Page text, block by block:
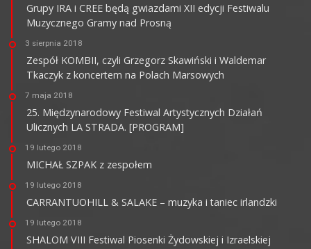
Grupy IRA i CREE będą gwiazdami XII edycji Festiwalu
Muzycznego Gramy nad Prosną
3 sierpnia 2018
Zespół KOMBII, czyli Grzegorz Skawiński i Waldemar
Tkaczyk z koncertem na Polach Marsowych
7 maja 2018
25. Międzynarodowy Festiwal Artystycznych Działań
Ulicznych LA STRADA. [PROGRAM]
19 lutego 2018
MICHAŁ SZPAK z zespołem
19 lutego 2018
CARRANTUOHILL & SALAKE – muzyka i taniec irlandzki
19 lutego 2018
SHALOM VIII Festiwal Piosenki Żydowskiej i Izraelskiej